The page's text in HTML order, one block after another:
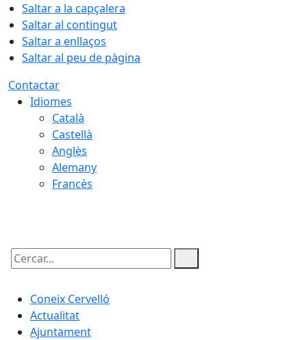
Saltar a la capçalera
Saltar al contingut
Saltar a enllaços
Saltar al peu de pàgina
Contactar
Idiomes
Català
Castellà
Anglès
Alemany
Francès
Cercar:
Coneix Cervelló
Actualitat
Ajuntament